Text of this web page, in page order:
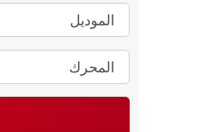
الموديل
المحرك